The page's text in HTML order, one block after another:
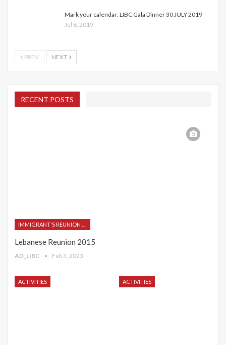
Mark your calendar: LIBC Gala Dinner 30 JULY 2019
Jul 8, 2019
PREV NEXT
RECENT POSTS
Lebanese Reunion 2015
AD_LIBC Feb 3, 2023
ACTIVITIES ACTIVITIES